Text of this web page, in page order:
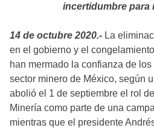
incertidumbre para
14 de octubre 2020.- La
en el gobierno y el
han mermado la confianza de
sector minero de México, según
abolió el 1 de septiembre el rol
Minería como parte de una
mientras que el presidente